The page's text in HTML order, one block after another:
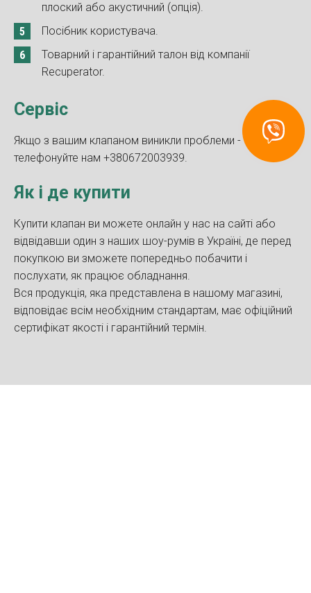
плоский або акустичний (опція).
Посібник користувача.
Товарний і гарантійний талон від компанії
Recuperator.
Сервіс
Якщо з вашим клапаном виникли проблеми -
телефонуйте нам +380672003939.
Як і де купити
Купити клапан ви можете онлайн у нас на сайті або
відвідавши один з наших шоу-румів в Україні, де перед
покупкою ви зможете попередньо побачити і
послухати, як працює обладнання.
Вся продукція, яка представлена ​​в нашому магазині,
відповідає всім необхідним стандартам, має офіційний
сертифікат якості і гарантійний термін.
Связаться
с Recuperator